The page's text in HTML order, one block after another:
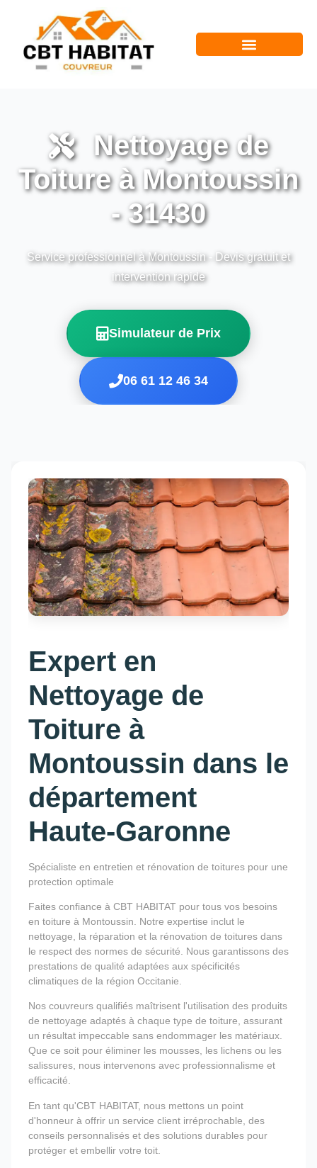
Nettoyage de
Toiture à Montoussin
- 31430
Service professionnel à Montoussin - Devis gratuit et
intervention rapide
Simulateur de Prix
06 61 12 46 34
Expert en
Nettoyage de
Toiture à
Montoussin dans le
département
Haute-Garonne
Spécialiste en entretien et rénovation de toitures pour une
protection optimale
Faites confiance à CBT HABITAT pour tous vos besoins
en toiture à Montoussin. Notre expertise inclut le
nettoyage, la réparation et la rénovation de toitures dans
le respect des normes de sécurité. Nous garantissons des
prestations de qualité adaptées aux spécificités
climatiques de la région Occitanie.
Nos couvreurs qualifiés maîtrisent l'utilisation des produits
de nettoyage adaptés à chaque type de toiture, assurant
un résultat impeccable sans endommager les matériaux.
Que ce soit pour éliminer les mousses, les lichens ou les
salissures, nous intervenons avec professionnalisme et
efficacité.
En tant qu'CBT HABITAT, nous mettons un point
d'honneur à offrir un service client irréprochable, des
conseils personnalisés et des solutions durables pour
protéger et embellir votre toit.